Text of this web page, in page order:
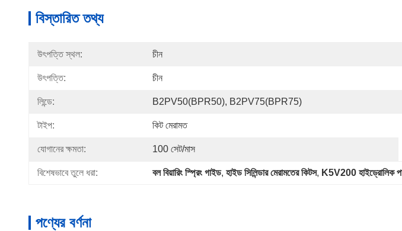
বিস্তারিত তথ্য
উৎপত্তি স্থল: চীন
উৎপত্তি: চীন
লিন্ডে: B2PV50(BPR50), B2PV75(BPR75)
টাইপ: কিট মেরামত
যোগানের ক্ষমতা: 100 সেট/মাস
বিশেষভাবে তুলে ধরা: বল বিয়ারিং স্প্রিং গাইড, হাইড সিলিন্ডার মেরামতের কিটস, K5V200 হাইড্রোলিক
পণ্যের বর্ণনা